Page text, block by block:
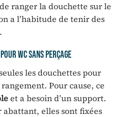
ranger la douchette sur le
a l’habitude de tenir des
WC sans perçage
les douchettes pour
Pour cause, ce
et a besoin d’un support.
elles sont fixées